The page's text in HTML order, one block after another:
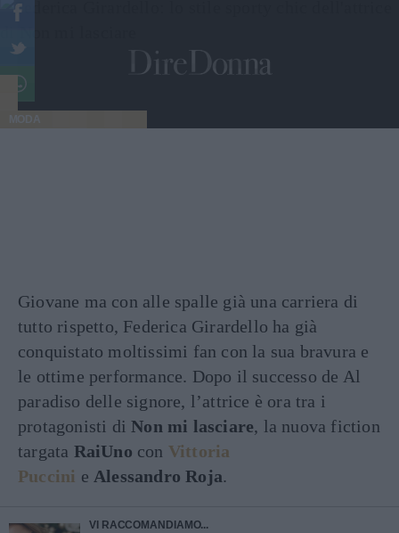
MODA
Giovane ma con alle spalle già una carriera di
tutto rispetto, Federica Girardello ha già
conquistato moltissimi fan con la sua bravura e
le ottime performance. Dopo il successo de Al
paradiso delle signore, l’attrice è ora tra i
protagonisti diNon mi lasciare, la nuova fiction
targata RaiUno con Vittoria
Puccini e Alessandro Roja.
VI RACCOMANDIAMO...